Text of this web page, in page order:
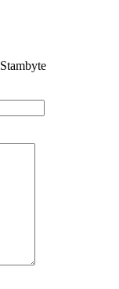
Stambyte